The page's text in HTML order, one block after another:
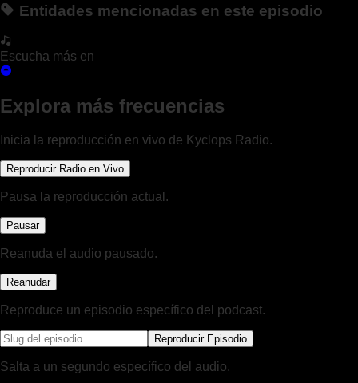
Entidades mencionadas en este episodio
Escucha más en
Explora más frecuencias
Inicia la reproducción en vivo de Kyclops Radio.
Reproducir Radio en Vivo
Pausa la reproducción actual.
Pausar
Reanuda el audio pausado.
Reanudar
Reproduce un episodio específico del podcast.
Reproducir Episodio
Salta a un segundo específico del audio.